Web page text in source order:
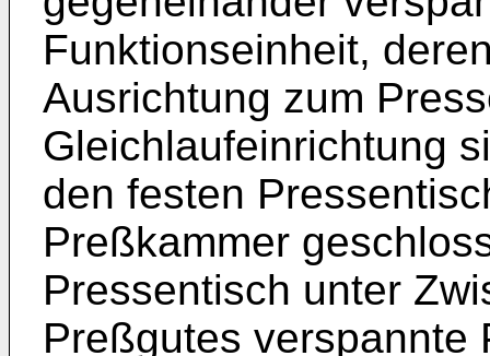
Funktionseinheit,
Ausrichtung zum
Gleichlaufeinrichtung
den festen
Preßkammer
Pressentisch unter
Preßgutes verspannte